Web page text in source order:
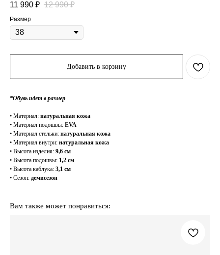
11 990 ₽ 12 990 ₽
Размер
Добавить в корзину
*Обувь идет в размер
• Материал: натуральная кожа
• Материал подошвы: EVA
• Материал стельки: натуральная кожа
• Материал внутри: натуральная кожа
• Высота изделия: 9,6 см
• Высота подошвы: 1,2 см
• Высота каблука: 3,1 см
• Сезон: демисезон
Вам также может понравиться: